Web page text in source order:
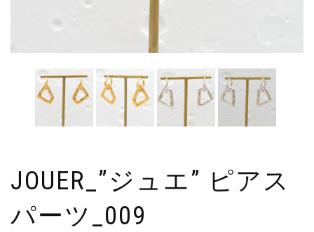
JOUER_”ジュエ” ピアス
パーツ_009